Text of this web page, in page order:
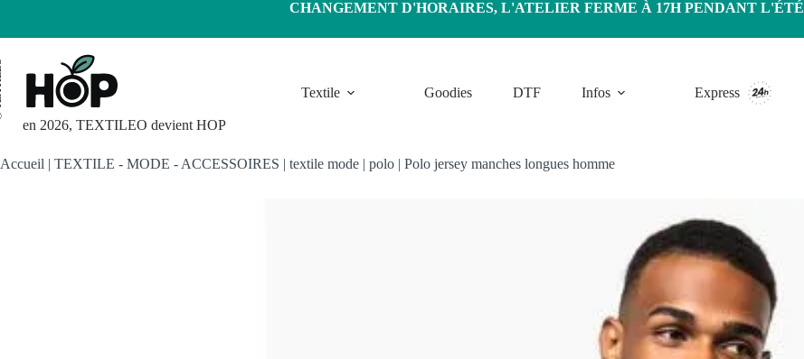
contenu
CHANGEMENT D'HORAIRES, L'ATELIER FERME À 17H PENDANT L'ÉTÉ
en 2026, TEXTILEO devient HOP
Textile Goodies DTF Infos Express
Accueil | TEXTILE - MODE - ACCESSOIRES | textile mode | polo | Polo jersey manches longues homme